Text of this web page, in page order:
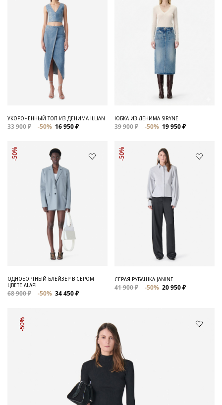
УКОРОЧЕННЫЙ ТОП ИЗ ДЕНИМА ILLIAN
33 900 ₽ -50% 16 950 ₽
ЮБКА ИЗ ДЕНИМА SIRYNE
39 900 ₽ -50% 19 950 ₽
-50%
ОДНОБОРТНЫЙ БЛЕЙЗЕР В СЕРОМ
ЦВЕТЕ ALAPI
68 900 ₽ -50% 34 450 ₽
-50%
СЕРАЯ РУБАШКА JANINE
41 900 ₽ -50% 20 950 ₽
-50%